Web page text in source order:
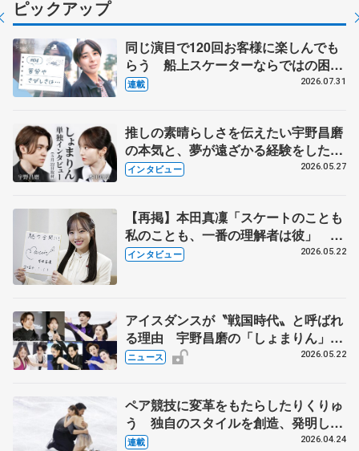
ピックアップ
同じ演目で120回お客様に楽しんでも
らう 船上スケーターならではの困難
とは 影響あったPIW前キャプテン松
連載 2026.07.31
推しの素晴らしさを伝えたい宇野昌磨
の本気と、夢が遠ざかる経験をした本
田真凜の覚悟
インタビュー 2026.05.27
【再掲】本田真凜「スケートのことも
私のことも、一番の理解者は彼」 引
退時の単独インタビューで語った競技
インタビュー 2026.05.22
アイスダンスが〝戦国時代〟と呼ばれ
る理由 宇野昌磨の「しょまりん」ら
実力者が相次いで参戦 国内の競争激
ニュース 2026.05.22
ペア競技に変革をもたらしたりくりゅ
う 独自のスタイルを創造、発明した
【引退発表後②】
連載 2026.04.24